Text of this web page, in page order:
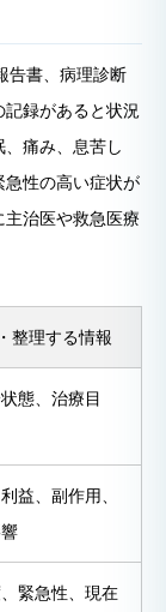
告書、病理診断
記録があると状況
痛み、息苦し
急性の高い症状が
治医や救急医療
整理する情報
態、治療目
益、副作用、
緊急性、現在